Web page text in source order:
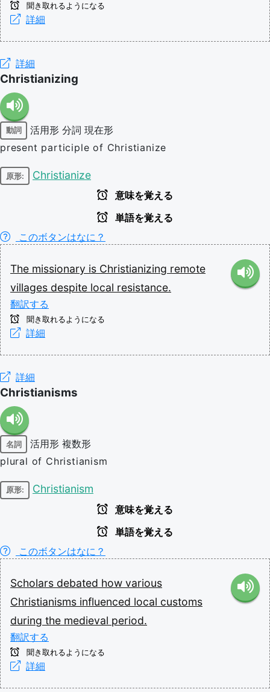
聞き取れるようになる
詳細
詳細
Christianizing
動詞 活用形 分詞 現在形
present participle of Christianize
原形: Christianize
意味を覚える
単語を覚える
このボタンはなに？
The missionary is Christianizing remote
villages despite local resistance.
翻訳する
聞き取れるようになる
詳細
詳細
Christianisms
名詞 活用形 複数形
plural of Christianism
原形: Christianism
意味を覚える
単語を覚える
このボタンはなに？
Scholars debated how various
Christianisms influenced local customs
during the medieval period.
翻訳する
聞き取れるようになる
詳細